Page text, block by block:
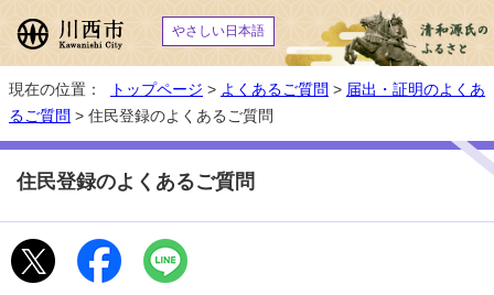
やさしい日本語
現在の位置： トップページ > よくあるご質問 > 届出・証明のよくあ
るご質問 > 住民登録のよくあるご質問
住民登録のよくあるご質問